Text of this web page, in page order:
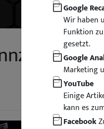
Google
Wir haben
Funktion
gesetzt.
Google
Marketing
YouTube
Einige
kann es
Facebook